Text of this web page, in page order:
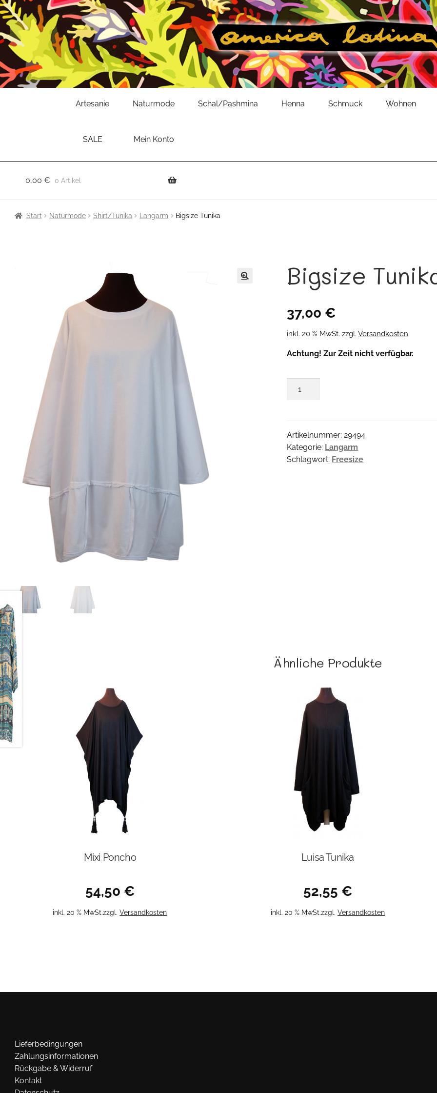
Artesanie Naturmode Schal/Pashmina Henna Schmuck Wohnen
SALE Mein Konto
0,00 € 0 Artikel
Start Naturmode Shirt/Tunika Langarm Bigsize Tunika
Bigsize
37,00 €
inkl. 20 % MwSt. zzgl.Versandkosten
Achtung! Zur Zeit nicht verfügbar.
Artikelnummer:29494
Kategorie: Langarm
Schlagwort: Freesize
Ähnliche Produkte
Mixi Poncho
54,50 €
inkl. 20 % MwSt.zzgl.Versandkosten
Luisa Tunika
52,55 €
inkl. 20 % MwSt.zzgl. Versandkosten
Lieferbedingungen
Zahlungsinformationen
Rückgabe & Widerruf
Kontakt